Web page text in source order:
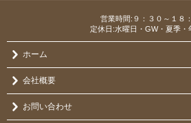
営業時間:９：３０～１８
定休日:水曜日・GW・夏季・
ホーム
会社概要
お問い合わせ